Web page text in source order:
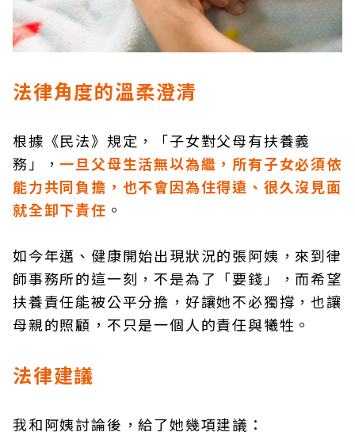
法律角度的溫柔澄清
根據《民法》規定，「子女對父母有扶養義
務」， 一旦父母生活無以為繼，所有子女必須依
能力共同負擔，也不會因為住得遠、很久沒見面
就全卸下責任 。
如今年邁、健康開始出現狀況的張阿姨，來到律
師事務所的這一刻，不是為了「要錢」，而希望
扶養責任能被公平分擔，好讓她不必獨撐，也讓
母親的照顧，不只是一個人的責任與犧牲。
法律建議
我和阿姨討論後，給了她幾項建議：